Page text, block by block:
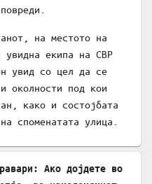
на местото на
увидна екипа на СВР
увид со цел да се
околности под кои
како и состојбата
споменатата улица.
Ако дојдете во